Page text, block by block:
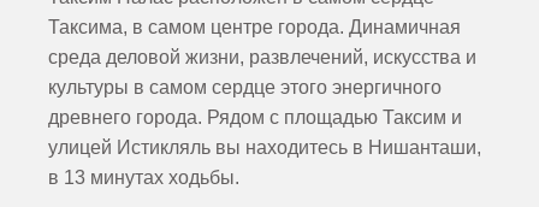
Таксима, в самом центре города. Динамичная
среда деловой жизни, развлечений, искусства и
культуры в самом сердце этого энергичного
древнего города. Рядом с площадью Таксим и
улицей Истикляль вы находитесь в Нишанташи,
в 13 минутах ходьбы.